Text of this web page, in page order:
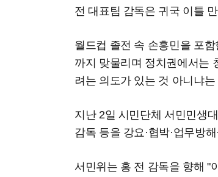
전 대표팀 감독은 귀국 이틀
월드컵 졸전 속 손흥민을 포
까지 맞물리며 정치권에서는
려는 의도가 있는 것 아니냐
지난 2일 시민단체 서민민생
감독 등을 강요·협박·업무방
서민위는 홍 전 감독을 향해 "